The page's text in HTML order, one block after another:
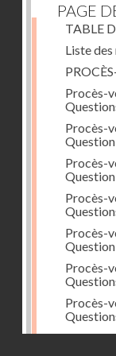
PAGE
TABLE
Liste
Procès-
Procès-
Question
Procès-
Question
Procès-
Procès-
Question
Procès-
Procès-
Procès-